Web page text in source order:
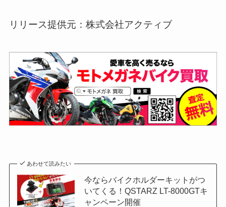
リリース提供元：株式会社アクティブ
あわせて読みたい
今ならバイクホルダーキットがつ
いてくる！QSTARZ LT-8000GTキ
ャンペーン開催